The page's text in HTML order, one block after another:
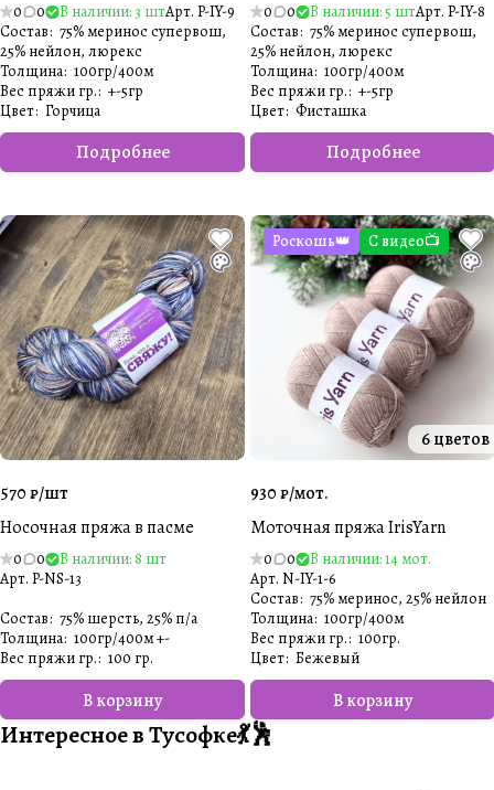
0 0 В наличии: 3 штАрт. P-IY-9
Подробнее
Состав: 75% меринос супервош,
25% нейлон, люрекс
Толщина: 100гр/400м
Вес пряжи гр.: +-5гр
Цвет: Горчица
0 0 В наличии: 5 штАрт. P-IY-8
Подробнее
Состав: 75% меринос супервош,
25% нейлон, люрекс
Толщина: 100гр/400м
Вес пряжи гр.: +-5гр
Цвет: Фисташка
570 ₽/шт
Носочная пряжа в пасме
0 0
В наличии: 8 шт
Арт. P-NS-13
В корзину
Состав: 75% шерсть, 25% п/а
Толщина: 100гр/400м +-
Вес пряжи гр.: 100 гр.
Роскошь👑 С видео📺
6 цветов
930 ₽/мот.
Моточная пряжа IrisYarn
0 0
В наличии: 14 мот.
Арт. N-IY-1-6
В корзину
Состав: 75% меринос, 25% нейлон
Толщина: 100гр/400м
Вес пряжи гр.: 100гр.
Цвет: Бежевый
Интересное в Тусофке💃🕺